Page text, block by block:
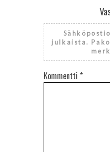
julkaista.
Kommentti *